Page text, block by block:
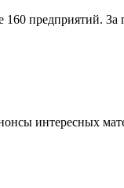
160 предприятий.
интересных